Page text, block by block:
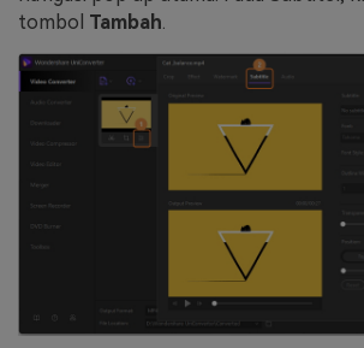
tombol Tambah.